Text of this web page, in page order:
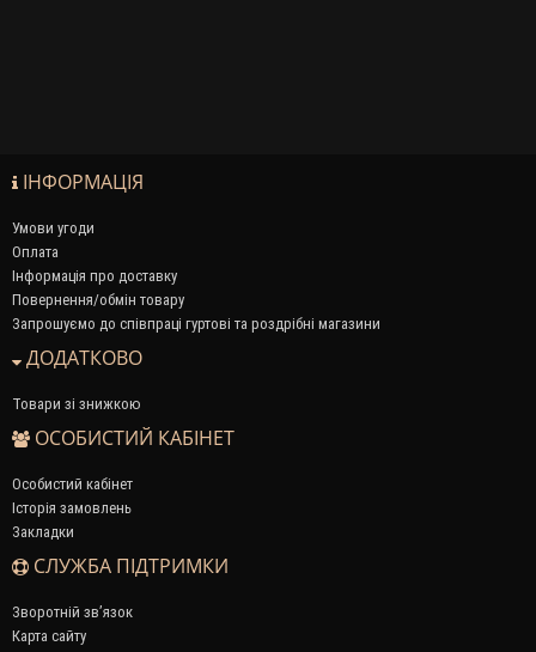
ІНФОРМАЦІЯ
Умови угоди
Оплата
Інформація про доставку
Повернення/обмін товару
Запрошуємо до співпраці гуртові та роздрібні магазини
ДОДАТКОВО
Товари зі знижкою
ОСОБИСТИЙ КАБІНЕТ
Особистий кабінет
Історія замовлень
Закладки
СЛУЖБА ПІДТРИМКИ
Зворотній зв’язок
Карта сайту